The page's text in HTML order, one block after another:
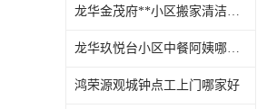
龙华金茂府**小区搬家清洁怎么样
龙华玖悦台小区中餐阿姨哪家好
鸿荣源观城钟点工上门哪家好